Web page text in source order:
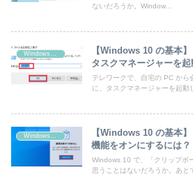
ないだろうか。Window...
Windows 10
【Windows 10 の基本
タスクマネージャーを起
テレワークで、自宅の PC から
に、タスクマネージャーを起動
Windows 10
【Windows 10 の基本
機能をオンにするには？
Windows 10 で、「クリップボ
思うことはないだろうか。あと